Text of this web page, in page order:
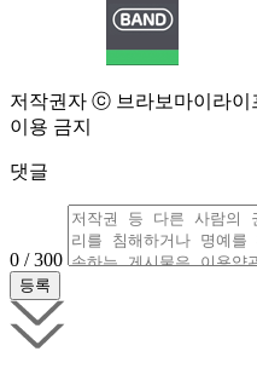
저작권자 ⓒ 브라보마이라이
이용 금지
댓글
0 / 300